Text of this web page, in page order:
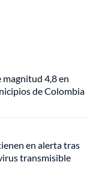
4,8 en
de Colombia
en alerta tras
transmisible